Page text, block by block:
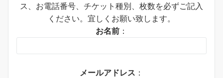
ス、お電話番号、チケット種別、枚数を必ずご記入
ください。宜しくお願い致します。
お名前 ：
メールアドレス ：